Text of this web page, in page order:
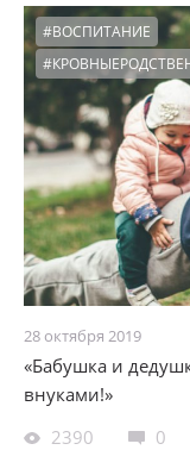
#ВОСПИТАНИЕ
28 октября 2019
«Бабушка и
внуками!»
2390
0